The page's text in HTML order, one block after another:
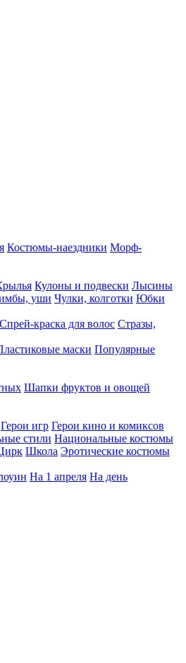
Костюмы-наездники Морф-
Кулоны и подвески Лысины
уши Чулки, колготки Юбки
Спрей-краска для волос Стразы,
маски Популярные
Шапки фруктов и овощей
Герои игр Герои кино и комиксов
стили Национальные костюмы
Школа Эротические костюмы
На 1 апреля На день